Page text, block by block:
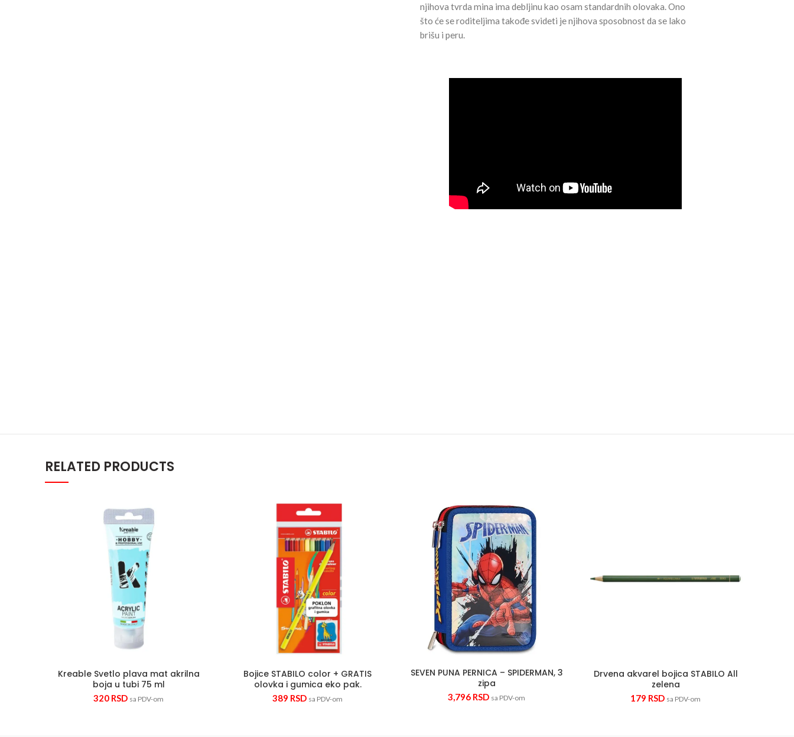
njihova tvrda mina ima debljinu kao osam standardnih olovaka. Ono
što će se roditeljima takođe svideti je njihova sposobnost da se lako
brišu i peru.
RELATED PRODUCTS
Kreable Svetlo plava mat akrilna
boja u tubi 75 ml
320 RSD sa PDV-om
Kreable Svetlo plava mat akrilna boja u tubi 75 ml quantity
Bojice STABILO color + GRATIS
olovka i gumica eko pak.
389 RSD sa PDV-om
Bojice STABILO color + GRATIS olovka i gumica eko pak. quantity
SEVEN PUNA PERNICA – SPIDERMAN, 3
zipa
3,796 RSD sa PDV-om
SEVEN PUNA PERNICA - SPIDERMAN, 3 zipa quantity
Drvena akvarel bojica STABILO All
zelena
179 RSD sa PDV-om